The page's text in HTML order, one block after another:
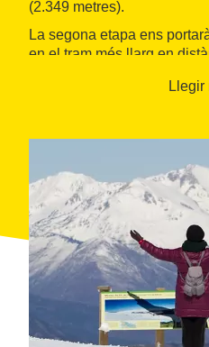
(2.349 metres).
La segona etapa ens
en el tram més llarg en
més de visitar l'estètica
la duríssima ascensió acoll
de desnivell en 16
delBerguedà Cerdanya
i laTosa d'Alp, tot
d'esquí dela Molinai
l'etapa permet contemplar
d'encantadoresesglésies
Bellver de Cerdanya
La quarta i última etapa
Llegir